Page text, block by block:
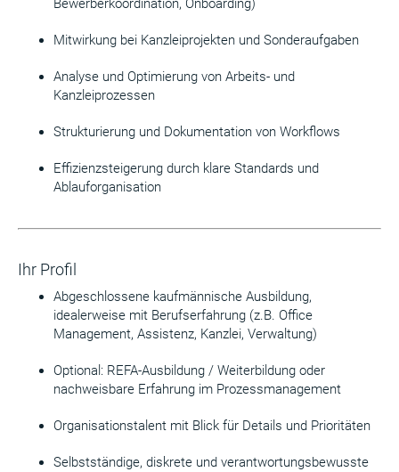
Bewerberkoordination, Onboarding)
Mitwirkung bei Kanzleiprojekten und Sonderaufgaben
Analyse und Optimierung von Arbeits- und
Kanzleiprozessen
Strukturierung und Dokumentation von Workflows
Effizienzsteigerung durch klare Standards und
Ablauforganisation
Ihr Profil
Abgeschlossene kaufmännische Ausbildung,
idealerweise mit Berufserfahrung (z.B. Office
Management, Assistenz, Kanzlei, Verwaltung)
Optional: REFA-Ausbildung / Weiterbildung oder
nachweisbare Erfahrung im Prozessmanagement
Organisationstalent mit Blick für Details und Prioritäten
Selbstständige, diskrete und verantwortungsbewusste